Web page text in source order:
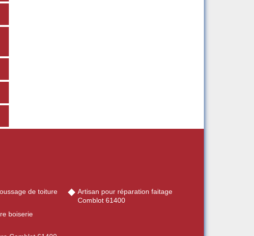
de toiture
boiserie
Artisan pour réparation faitage
Comblot 61400